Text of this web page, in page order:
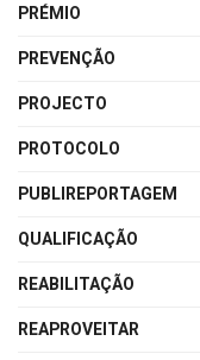
PRÉMIO
PREVENÇÃO
PROJECTO
PROTOCOLO
PUBLIREPORTAGEM
QUALIFICAÇÃO
REABILITAÇÃO
REAPROVEITAR